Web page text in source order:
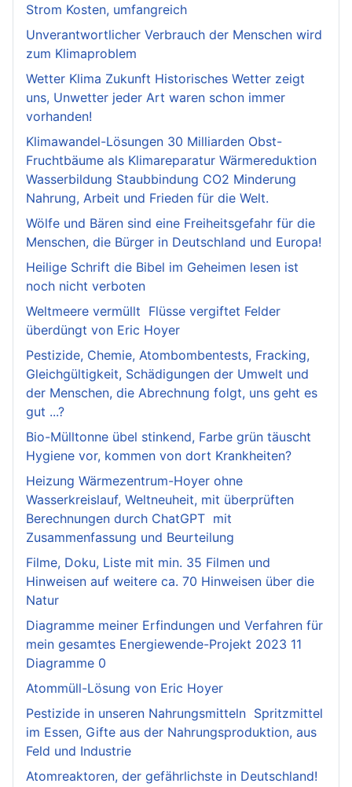
Strom Kosten, umfangreich
Unverantwortlicher Verbrauch der Menschen wird
zum Klimaproblem
Wetter Klima Zukunft Historisches Wetter zeigt
uns, Unwetter jeder Art waren schon immer
vorhanden!
Klimawandel-Lösungen 30 Milliarden Obst-
Fruchtbäume als Klimareparatur Wärmereduktion
Wasserbildung Staubbindung CO2 Minderung
Nahrung, Arbeit und Frieden für die Welt.
Wölfe und Bären sind eine Freiheitsgefahr für die
Menschen, die Bürger in Deutschland und Europa!
Heilige Schrift die Bibel im Geheimen lesen ist
noch nicht verboten
Weltmeere vermüllt Flüsse vergiftet Felder
überdüngt von Eric Hoyer
Pestizide, Chemie, Atombombentests, Fracking,
Gleichgültigkeit, Schädigungen der Umwelt und
der Menschen, die Abrechnung folgt, uns geht es
gut ...?
Bio-Mülltonne übel stinkend, Farbe grün täuscht
Hygiene vor, kommen von dort Krankheiten?
Heizung Wärmezentrum-Hoyer ohne
Wasserkreislauf, Weltneuheit, mit überprüften
Berechnungen durch ChatGPT mit
Zusammenfassung und Beurteilung
Filme, Doku, Liste mit min. 35 Filmen und
Hinweisen auf weitere ca. 70 Hinweisen über die
Natur
Diagramme meiner Erfindungen und Verfahren für
mein gesamtes Energiewende-Projekt 2023 11
Diagramme 0
Atommüll-Lösung von Eric Hoyer
Pestizide in unseren Nahrungsmitteln Spritzmittel
im Essen, Gifte aus der Nahrungsproduktion, aus
Feld und Industrie
Atomreaktoren, der gefährlichste in Deutschland!